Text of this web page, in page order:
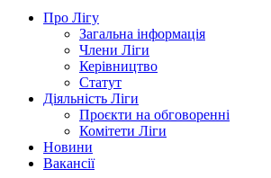
Про Лігу
Загальна інформація
Члени Ліги
Керівництво
Статут
Діяльність Ліги
Проєкти на обговоренні
Комітети Ліги
Новини
Вакансії